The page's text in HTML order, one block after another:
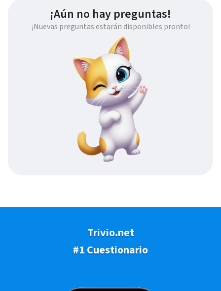
¡Aún no hay preguntas!
¡Nuevas preguntas estarán disponibles pronto!
Trivio.net
#1 Cuestionario